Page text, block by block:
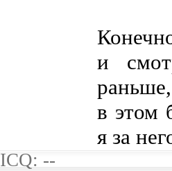
и
в этом
я за
ICQ: --